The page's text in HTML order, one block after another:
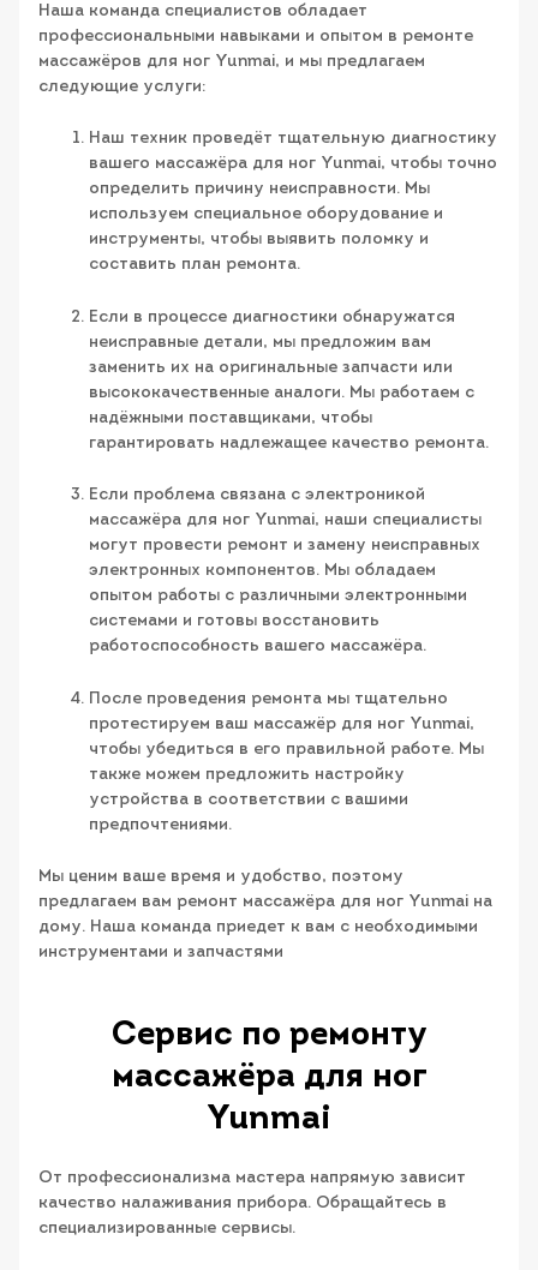
Наша команда специалистов обладает
профессиональными навыками и опытом в ремонте
массажёров для ног Yunmai, и мы предлагаем
следующие услуги:
Наш техник проведёт тщательную диагностику
вашего массажёра для ног Yunmai, чтобы точно
определить причину неисправности. Мы
используем специальное оборудование и
инструменты, чтобы выявить поломку и
составить план ремонта.
Если в процессе диагностики обнаружатся
неисправные детали, мы предложим вам
заменить их на оригинальные запчасти или
высококачественные аналоги. Мы работаем с
надёжными поставщиками, чтобы
гарантировать надлежащее качество ремонта.
Если проблема связана с электроникой
массажёра для ног Yunmai, наши специалисты
могут провести ремонт и замену неисправных
электронных компонентов. Мы обладаем
опытом работы с различными электронными
системами и готовы восстановить
работоспособность вашего массажёра.
После проведения ремонта мы тщательно
протестируем ваш массажёр для ног Yunmai,
чтобы убедиться в его правильной работе. Мы
также можем предложить настройку
устройства в соответствии с вашими
предпочтениями.
Мы ценим ваше время и удобство, поэтому
предлагаем вам ремонт массажёра для ног Yunmai на
дому. Наша команда приедет к вам с необходимыми
инструментами и запчастями
Сервис по ремонту
массажёра для ног
Yunmai
От профессионализма мастера напрямую зависит
качество налаживания прибора. Обращайтесь в
специализированные сервисы.